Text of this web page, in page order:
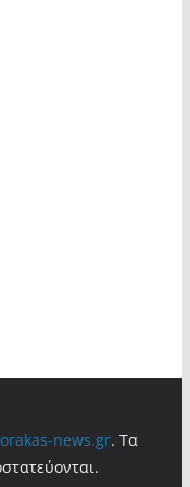
news.gr. Τα